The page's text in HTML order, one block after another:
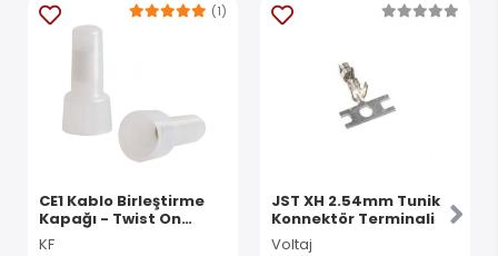
CE1 Kablo Birleştirme
Kapağı - Twist On
Konnektör
KF
(1)
JST XH 2.54mm Tunik
Konnektör Terminali
Voltaj